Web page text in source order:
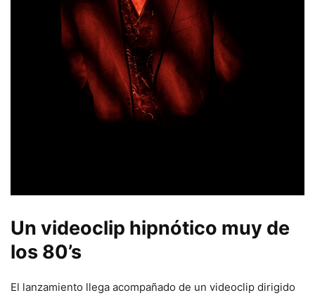
Un videoclip hipnótico muy de
los 80’s
El lanzamiento llega acompañado de un videoclip dirigido